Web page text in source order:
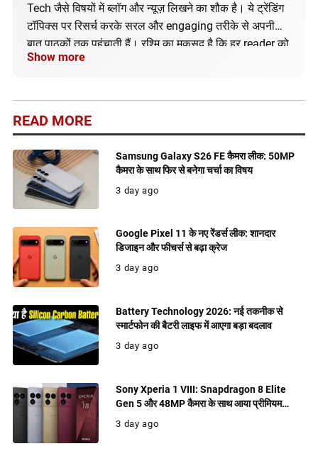
Tech जैसे विषयों में ब्लॉग और न्यूज़ लिखने का शौक है। ये ट्रेंडिंग
टॉपिक्स पर रिसर्च करके सरल और engaging तरीके से अपनी
बात पाठकों तक पहुंचाती हैं। रश्मि का मकसद है कि हर reader को
सही और अपडेटेड जानकारी मिले।
Show more
READ MORE
Samsung Galaxy S26 FE कैमरा लीक: 50MP
कैमरा के साथ फिर से बनेगा चर्चा का विषय
3 day ago
Google Pixel 11 के नए रेंडर्स लीक: शानदार
डिजाइन और फीचर्स से बढ़ा क्रेज
3 day ago
Battery Technology 2026: नई तकनीक से
स्मार्टफोन की बैटरी लाइफ में आएगा बड़ा बदलाव
3 day ago
Sony Xperia 1 VIII: Snapdragon 8 Elite
Gen 5 और 48MP कैमरा के साथ आया प्रीमियम
फ्लैगशिप, जानिए फीचर्स
3 day ago